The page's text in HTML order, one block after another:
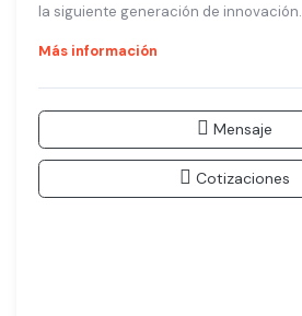
la siguiente generación de innovación.
Más información
Mensaje
Cotizaciones